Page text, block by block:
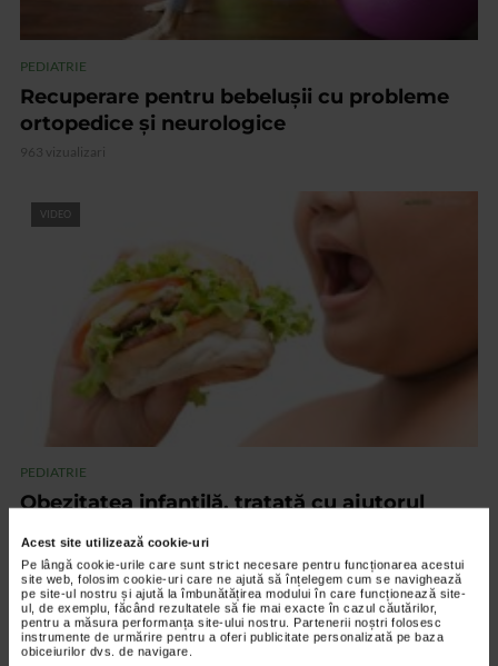
Acest site utilizează cookie-uri
Pe lângă cookie-urile care sunt strict necesare pentru funcționarea acestui
site web, folosim cookie-uri care ne ajută să înțelegem cum se navighează
pe site-ul nostru și ajută la îmbunătățirea modului în care funcționează site-
ul, de exemplu, făcând rezultatele să fie mai exacte în cazul căutărilor,
pentru a măsura performanța site-ului nostru. Partenerii noștri folosesc
instrumente de urmărire pentru a oferi publicitate personalizată pe baza
obiceiurilor dvs. de navigare.
PEDIATRIE
Recuperare pentru bebelușii cu probleme
ortopedice și neurologice
963 vizualizari
VIDEO
PEDIATRIE
Obezitatea infantilă, tratată cu ajutorul
kinetoterapiei
1.916 vizualizari
VIDEO